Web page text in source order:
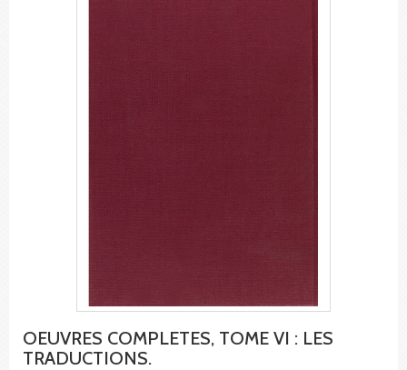
OEUVRES COMPLETES, TOME VI : LES
TRADUCTIONS.